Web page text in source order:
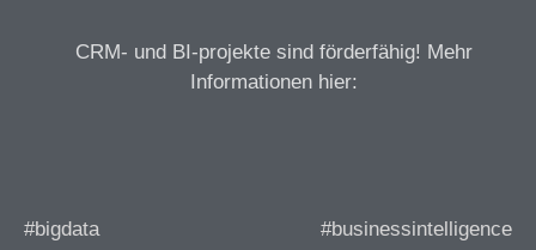
CRM- und BI-projekte sind förderfähig! Mehr
Informationen hier:
#bigdata #businessintelligence